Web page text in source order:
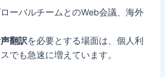
ーバルチームとのWeb会議、海外
翻訳を必要とする場面は、個人利
でも急速に増えています。